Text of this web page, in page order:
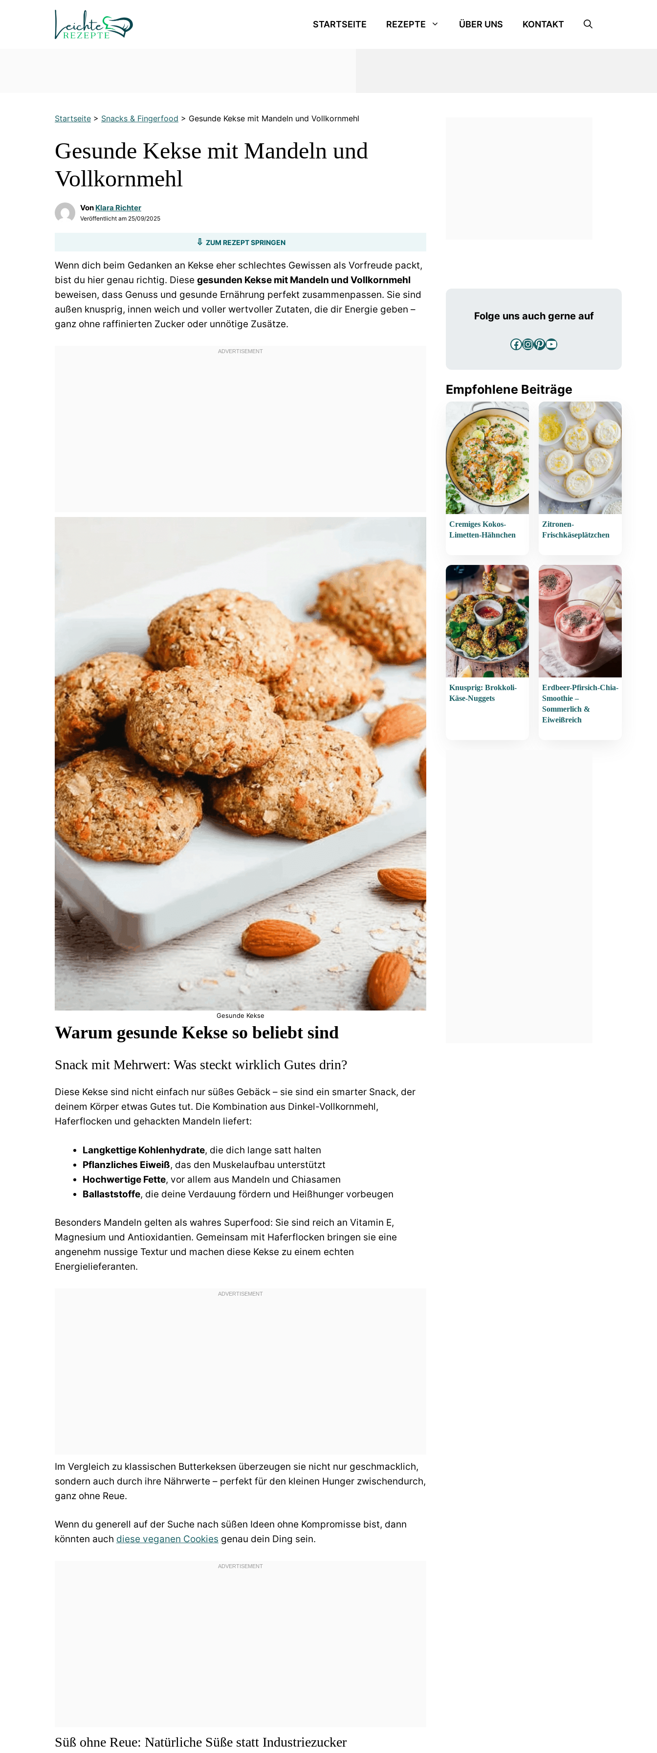
STARTSEITE REZEPTE ÜBER UNS KONTAKT
Startseite > Snacks & Fingerfood > Gesunde Kekse mit Mandeln und Vollkornmehl
Gesunde Kekse mit Mandeln und
Vollkornmehl
Von Klara Richter
Veröffentlicht am 25/09/2025
ZUM REZEPT SPRINGEN
Wenn dich beim Gedanken an Kekse eher schlechtes Gewissen als Vorfreude packt,
bist du hier genau richtig. Diese gesunden Kekse mit Mandeln und Vollkornmehl
beweisen, dass Genuss und gesunde Ernährung perfekt zusammenpassen. Sie sind
außen knusprig, innen weich und voller wertvoller Zutaten, die dir Energie geben –
ganz ohne raffinierten Zucker oder unnötige Zusätze.
Gesunde Kekse
Warum gesunde Kekse so beliebt sind
Snack mit Mehrwert: Was steckt wirklich Gutes drin?
Diese Kekse sind nicht einfach nur süßes Gebäck – sie sind ein smarter Snack, der
deinem Körper etwas Gutes tut. Die Kombination aus Dinkel-Vollkornmehl,
Haferflocken und gehackten Mandeln liefert:
Langkettige Kohlenhydrate, die dich lange satt halten
Pflanzliches Eiweiß, das den Muskelaufbau unterstützt
Hochwertige Fette, vor allem aus Mandeln und Chiasamen
Ballaststoffe, die deine Verdauung fördern und Heißhunger vorbeugen
Besonders Mandeln gelten als wahres Superfood: Sie sind reich an Vitamin E,
Magnesium und Antioxidantien. Gemeinsam mit Haferflocken bringen sie eine
angenehm nussige Textur und machen diese Kekse zu einem echten
Energielieferanten.
Im Vergleich zu klassischen Butterkeksen überzeugen sie nicht nur geschmacklich,
sondern auch durch ihre Nährwerte – perfekt für den kleinen Hunger zwischendurch,
ganz ohne Reue.
Wenn du generell auf der Suche nach süßen Ideen ohne Kompromisse bist, dann
könnten auch diese veganen Cookies genau dein Ding sein.
Süß ohne Reue: Natürliche Süße statt Industriezucker
Folge uns auch gerne auf
Facebook
Instagram
Pinterest
YouTube
Empfohlene Beiträge
Cremiges Kokos-
Limetten-Hähnchen
Zitronen-
Frischkäseplätzchen
Knusprig: Brokkoli-
Käse-Nuggets
Erdbeer-Pfirsich-Chia-
Smoothie –
Sommerlich &
Eiweißreich